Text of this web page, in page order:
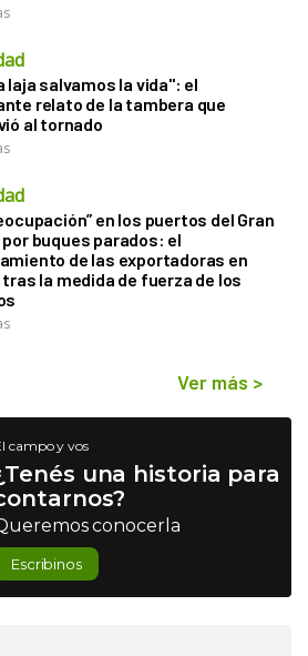
laja salvamos la vida": el
relato de la tambera que
al tornado
en los puertos del Gran
buques parados: el
de las exportadoras en
la medida de fuerza de los
Ver más >
campo y vos
una historia para
conocerla
Escribinos